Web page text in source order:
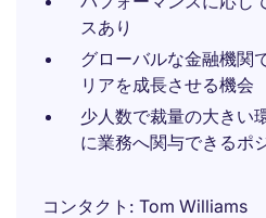
スあり
グローバルな金融機関
リアを成長させる機会
少人数で裁量の大きい
に業務へ関与できるポ
コンタクト
Tom Williams